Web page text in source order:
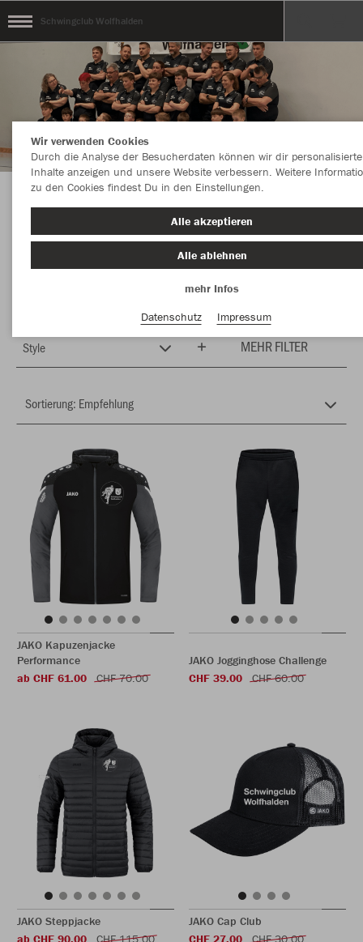
Schwingclub Wolfhalden
Herzlich Willkommen im Teamshop
Schwingclub Wolfhalden
Style MEHR FILTER
JAKO Kapuzenjacke
Performance
ab CHF 61.00
CHF 70.00
JAKO Jogginghose Challenge
CHF 39.00
CHF 60.00
JAKO Steppjacke
ab CHF 90.00
CHF 115.00
JAKO Cap Club
CHF 27.00
CHF 30.00
Wir verwenden Cookies
Durch die Analyse der Besucherdaten können wir dir personalisierte
Inhalte anzeigen und unsere Website verbessern. Weitere
zu den Cookies findest Du in den Einstellungen.
Alle akzeptieren
Alle ablehnen
mehr Infos
Datenschutz
Impressum